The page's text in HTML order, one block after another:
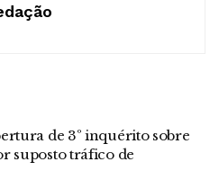
de 3º inquérito sobre
suposto tráfico de